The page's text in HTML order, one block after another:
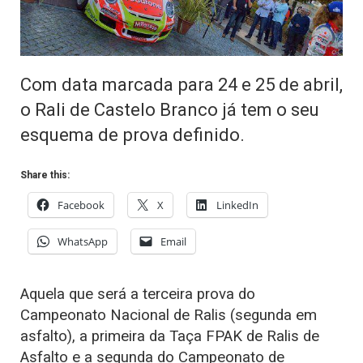
Com data marcada para 24 e 25 de abril,
o Rali de Castelo Branco já tem o seu
esquema de prova definido.
Share this:
Facebook X LinkedIn
WhatsApp Email
Aquela que será a terceira prova do
Campeonato Nacional de Ralis (segunda em
asfalto), a primeira da Taça FPAK de Ralis de
Asfalto e a segunda do Campeonato de